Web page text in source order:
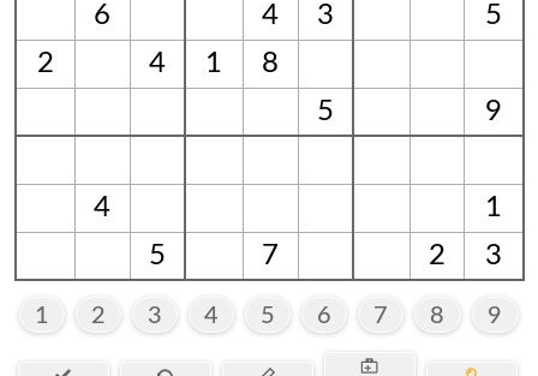
6
4 3
5
2
4 1
8
5
9
4
1
5
7 2 3
1 2 3 4 5 6 7 8 9